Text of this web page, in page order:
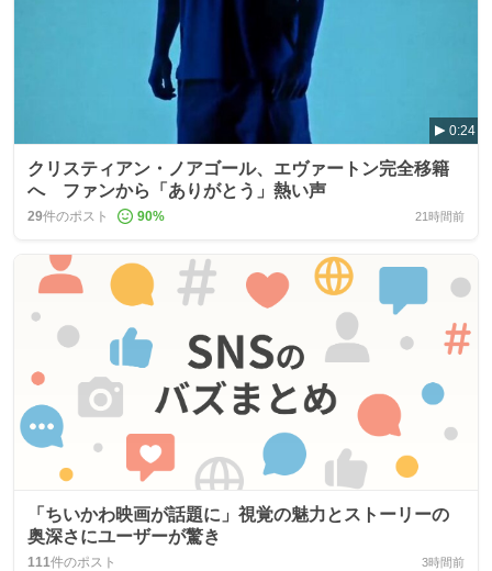
0:24
クリスティアン・ノアゴール、エヴァートン完全移籍
へ ファンから「ありがとう」熱い声
29件のポスト 90% 21時間前
「ちいかわ映画が話題に」視覚の魅力とストーリーの
奥深さにユーザーが驚き
111件のポスト 3時間前